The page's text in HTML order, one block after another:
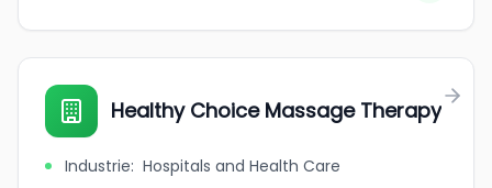
Healthy Choice Massage Therapy
Industrie: Hospitals and Health Care